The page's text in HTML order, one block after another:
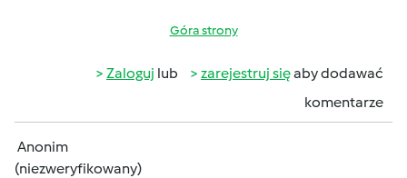
Góra strony
Zaloguj lub zarejestruj sięaby dodawać
komentarze
Anonim
(niezweryfikowany)